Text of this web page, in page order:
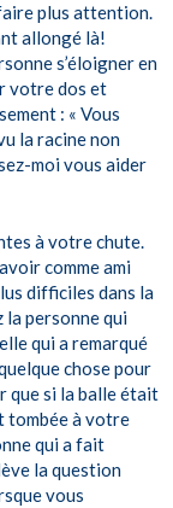
plus attention.
allongé là!
s’éloigner en
votre dos et
: « Vous
la racine non
moi vous aider
à votre chute.
comme ami
difficiles dans la
personne qui
qui a remarqué
chose pour
que si la balle était
tombée à votre
qui a fait
la question
vous